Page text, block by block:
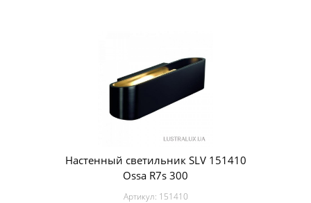
Настенный светильник SLV 151410
Ossa R7s 300
Артикул: 151410